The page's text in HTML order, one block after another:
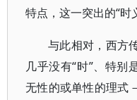
特点，这一突出的“时
与此相对，西方
几乎没有“时”、特别
无性的或单性的理式